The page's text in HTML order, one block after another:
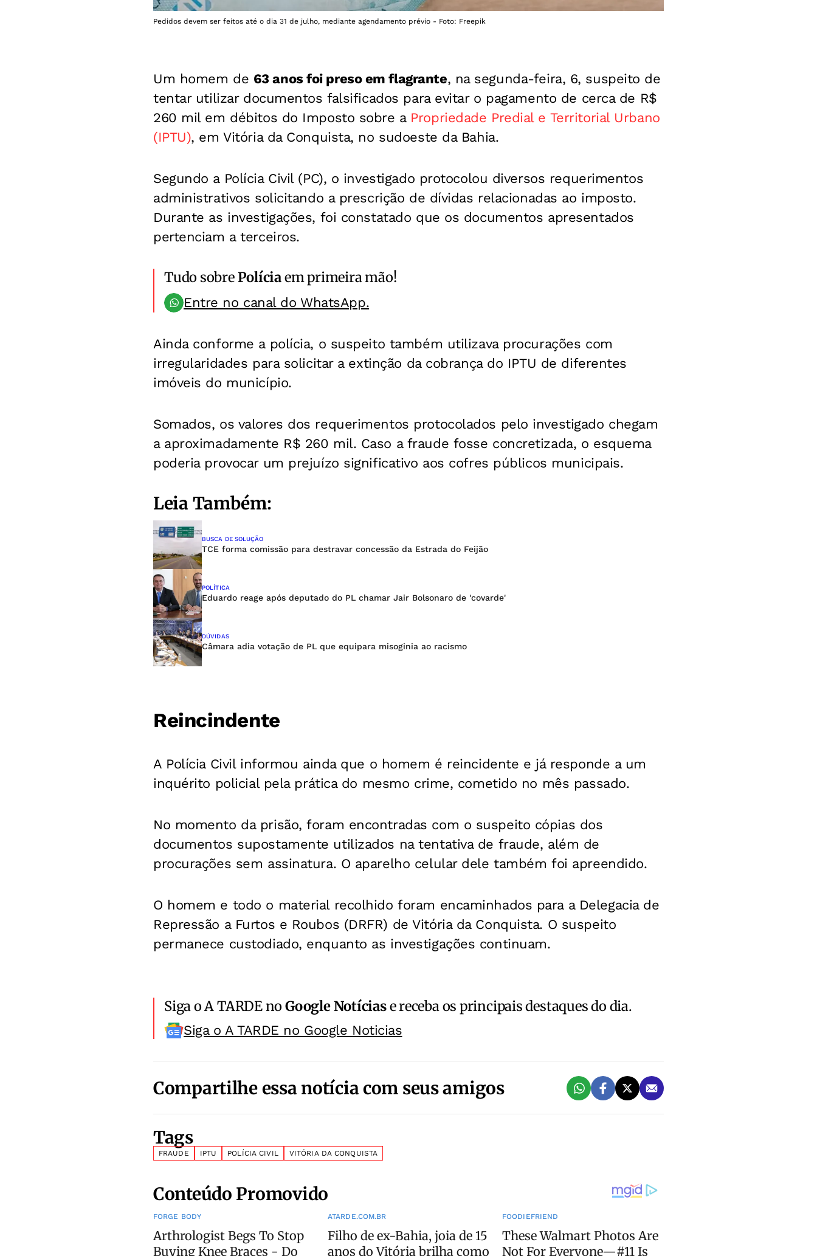
Pedidos devem ser feitos até o dia 31 de julho, mediante agendamento prévio - Foto: Freepik
Um homem de 63 anos foi preso em flagrante, na segunda-feira, 6, suspeito de
tentar utilizar documentos falsificados para evitar o pagamento de cerca de R$
260 mil em débitos do Imposto sobre a Propriedade Predial e Territorial Urbano
(IPTU), em Vitória da Conquista, no sudoeste da Bahia.
Segundo a Polícia Civil (PC), o investigado protocolou diversos requerimentos
administrativos solicitando a prescrição de dívidas relacionadas ao imposto.
Durante as investigações, foi constatado que os documentos apresentados
pertenciam a terceiros.
Tudo sobrePolíciaem primeira mão!
Entre no canal do WhatsApp.
Ainda conforme a polícia, o suspeito também utilizava procurações com
irregularidades para solicitar a extinção da cobrança do IPTU de diferentes
imóveis do município.
Somados, os valores dos requerimentos protocolados pelo investigado chegam
a aproximadamente R$ 260 mil. Caso a fraude fosse concretizada, o esquema
poderia provocar um prejuízo significativo aos cofres públicos municipais.
Leia Também:
BUSCA DE SOLUÇÃO
TCE forma comissão para destravar concessão da Estrada do Feijão
POLÍTICA
Eduardo reage após deputado do PL chamar Jair Bolsonaro de 'covarde'
DÚVIDAS
Câmara adia votação de PL que equipara misoginia ao racismo
Reincindente
A Polícia Civil informou ainda que o homem é reincidente e já responde a um
inquérito policial pela prática do mesmo crime, cometido no mês passado.
No momento da prisão, foram encontradas com o suspeito cópias dos
documentos supostamente utilizados na tentativa de fraude, além de
procurações sem assinatura. O aparelho celular dele também foi apreendido.
O homem e todo o material recolhido foram encaminhados para a Delegacia de
Repressão a Furtos e Roubos (DRFR) de Vitória da Conquista. O suspeito
permanece custodiado, enquanto as investigações continuam.
Siga o A TARDE noGoogle Notíciase receba os principais destaques do dia.
Siga o A TARDE no Google Noticias
Compartilhe essa notícia com seus amigos
Tags
FRAUDE IPTU POLÍCIA CIVIL VITÓRIA DA CONQUISTA